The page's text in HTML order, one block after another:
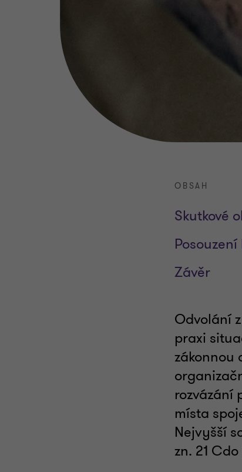
OBSAH
Skutkové
Závěr
Odvolání
praxi
zákonnou
rozvázání
místa
Nejvyšší
zn. 21